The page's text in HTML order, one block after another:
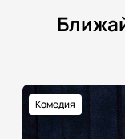
Комедия